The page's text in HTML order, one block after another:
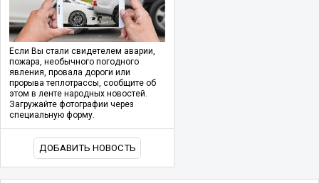
Если Вы стали свидетелем аварии,
пожара, необычного погодного
явления, провала дороги или
прорыва теплотрассы, сообщите об
этом в ленте народных новостей.
Загружайте фотографии через
специальную форму.
ДОБАВИТЬ НОВОСТЬ